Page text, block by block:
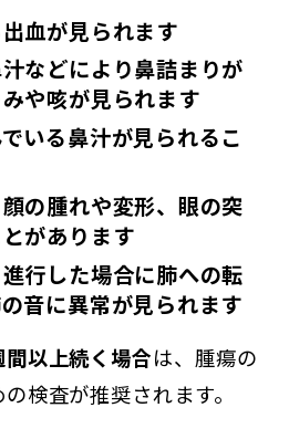
血が見られます
などにより鼻詰まりが
や咳が見られます
いる鼻汁が見られるこ
の腫れや変形、眼の突
があります
行した場合に肺への転
音に異常が見られます
間以上続く場合は、腫瘍の
検査が推奨されます。